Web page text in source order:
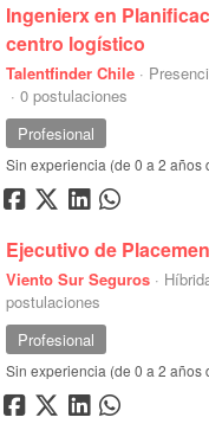
Ingenierx en
centro logístico
Talentfinder Chile ·
· 0 postulaciones
Profesional
Sin experiencia (de 0 a 2 años
Ejecutivo de
Viento Sur Seguros ·
postulaciones
Profesional
Sin experiencia (de 0 a 2 años